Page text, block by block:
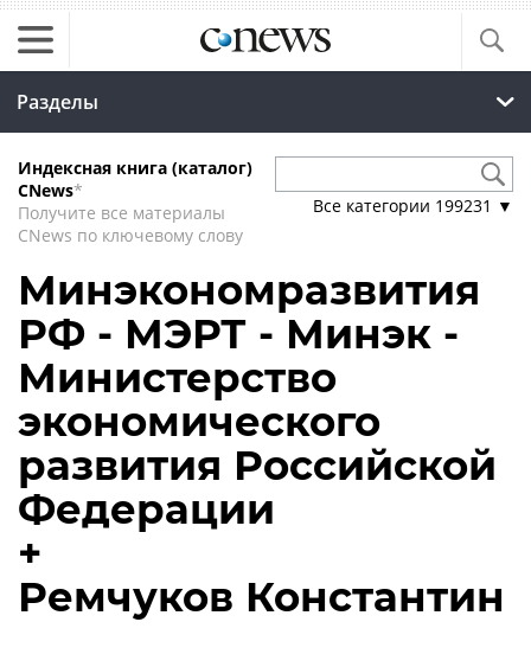
Разделы
Индексная книга (каталог)
CNews*
Получите все материалы
CNews по ключевому слову
Все категории 199231 ▼
Минэкономразвития
РФ - МЭРТ - Минэк -
Министерство
экономического
развития Российской
Федерации
+
Ремчуков Константин